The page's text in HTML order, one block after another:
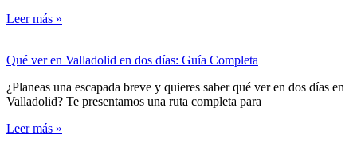
Leer más »
Qué ver en Valladolid en dos días: Guía Completa
¿Planeas una escapada breve y quieres saber qué ver en dos días en
Valladolid? Te presentamos una ruta completa para
Leer más »